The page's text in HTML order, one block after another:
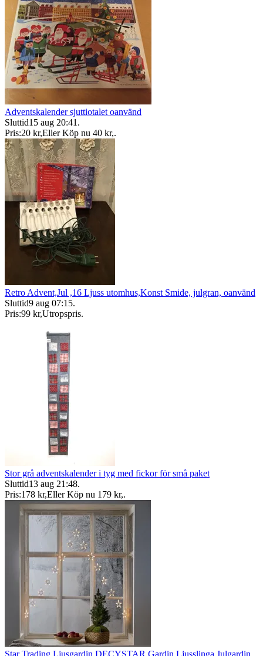
Adventskalender sjuttiotalet oanvänd
Sluttid15 aug 20:41 .
Pris:20 kr,Eller Köp nu 40 kr,.
Retro Advent,Jul ,16 Ljuss utomhus,Konst Smide, julgran, oanvänd
Sluttid9 aug 07:15.
Pris:99 kr,Utropspris.
Stor grå adventskalender i tyg med fickor för små paket
Sluttid13 aug 21:48.
Pris:178 kr,Eller Köp nu 179 kr,.
Star Trading Ljusgardin DECYSTAR Gardin Ljusslinga Julgardin